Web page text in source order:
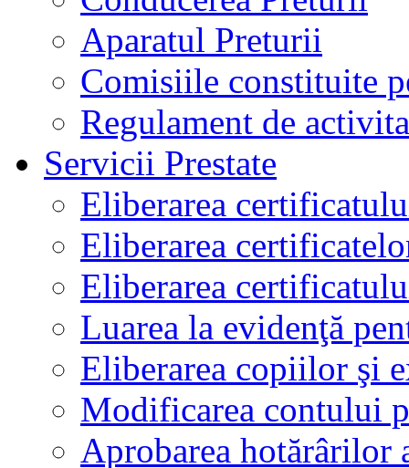
Aparatul Preturii
Comisiile constituite
Regulament de
Servicii Prestate
Eliberarea
Eliberarea
Eliberarea
Luarea la evidenţă
Eliberarea copiilor şi
Modificarea contului
Aprobarea hotărârilor